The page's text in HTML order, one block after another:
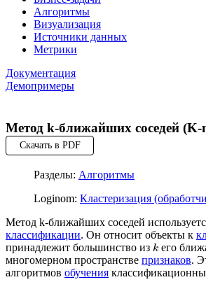
Алгоритмы
Визуализация
Источники данных
Метрики
Документация
Демопримеры
Метод k-ближайших соседей (K-
Скачать в PDF
Разделы: Алгоритмы
Loginom: Кластеризация
Метод k-ближайших соседей
классификации. Он относит объекты к
принадлежит большинство из k его
многомерном пространстве признаков.
алгоритмов обучения